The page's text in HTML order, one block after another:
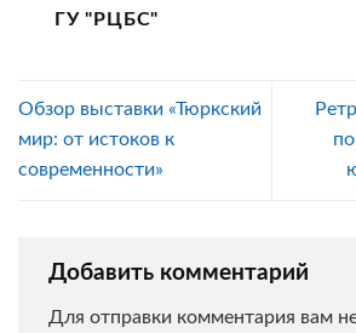
ГУ "РЦБС"
Обзор выставки «Тюркский
мир: от истоков к
современности»
Добавить комментарий
Для отправки комментария вам